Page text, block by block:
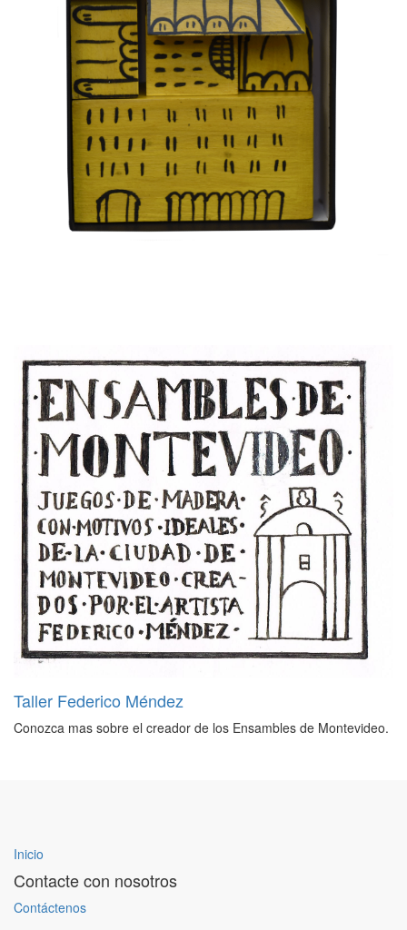
Taller Federico Méndez
Conozca mas sobre el creador de los Ensambles de Montevideo.
Inicio
Contacte con nosotros
Contáctenos